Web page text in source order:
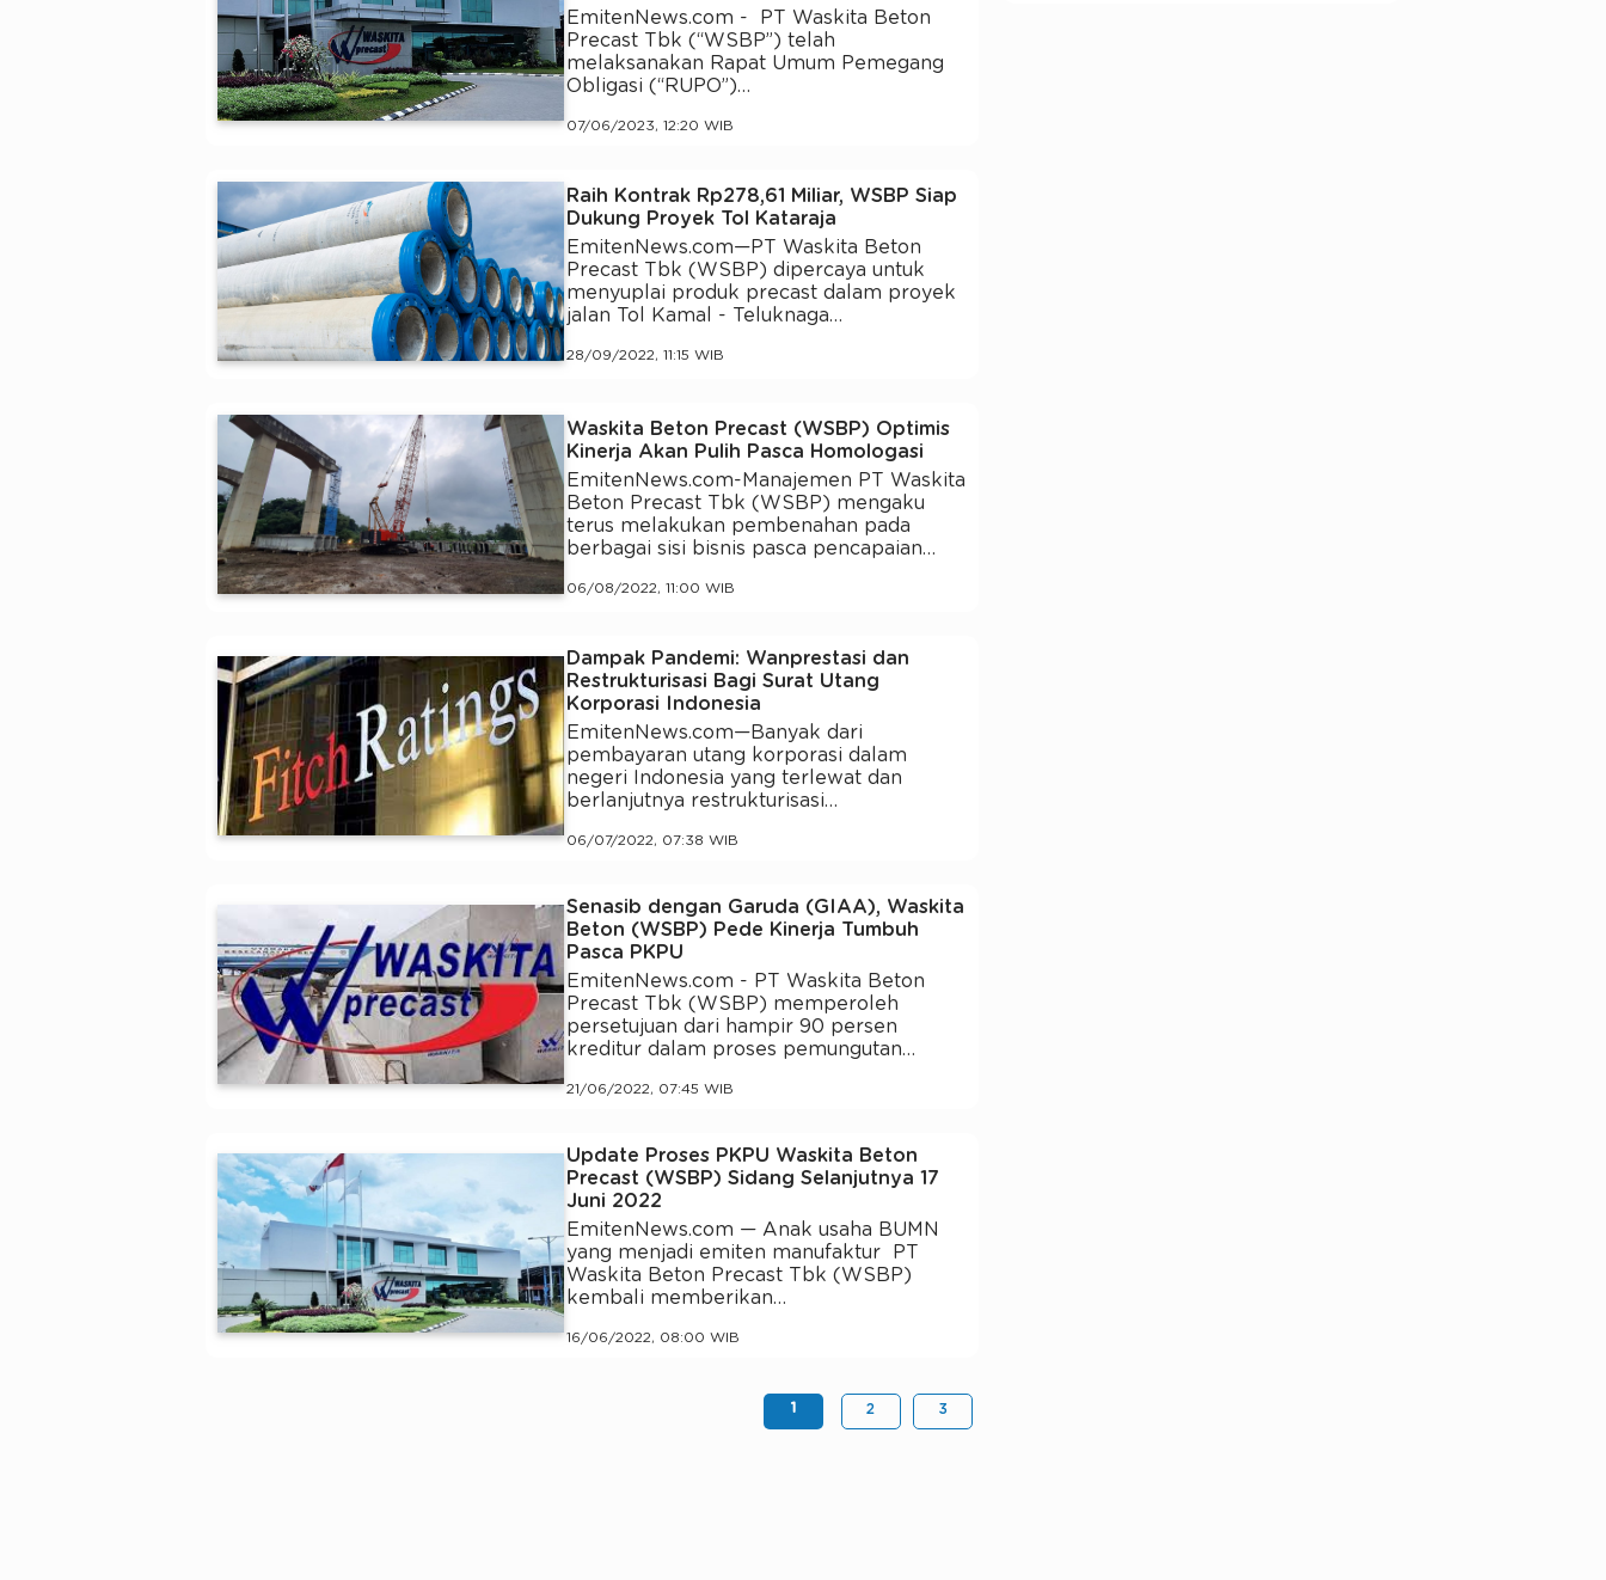
EmitenNews.com - PT Waskita Beton
Precast Tbk (“WSBP”) telah
melaksanakan Rapat Umum Pemegang
Obligasi (“RUPO”)…
07/06/2023, 12:20 WIB
Raih Kontrak Rp278,61 Miliar, WSBP Siap
Dukung Proyek Tol Kataraja
EmitenNews.com—PT Waskita Beton
Precast Tbk (WSBP) dipercaya untuk
menyuplai produk precast dalam proyek
jalan Tol Kamal - Teluknaga…
28/09/2022, 11:15 WIB
Waskita Beton Precast (WSBP) Optimis
Kinerja Akan Pulih Pasca Homologasi
EmitenNews.com-Manajemen PT Waskita
Beton Precast Tbk (WSBP) mengaku
terus melakukan pembenahan pada
berbagai sisi bisnis pasca pencapaian…
06/08/2022, 11:00 WIB
Dampak Pandemi: Wanprestasi dan
Restrukturisasi Bagi Surat Utang
Korporasi Indonesia
EmitenNews.com—Banyak dari
pembayaran utang korporasi dalam
negeri Indonesia yang terlewat dan
berlanjutnya restrukturisasi…
06/07/2022, 07:38 WIB
Senasib dengan Garuda (GIAA), Waskita
Beton (WSBP) Pede Kinerja Tumbuh
Pasca PKPU
EmitenNews.com - PT Waskita Beton
Precast Tbk (WSBP) memperoleh
persetujuan dari hampir 90 persen
kreditur dalam proses pemungutan…
21/06/2022, 07:45 WIB
Update Proses PKPU Waskita Beton
Precast (WSBP) Sidang Selanjutnya 17
Juni 2022
EmitenNews.com — Anak usaha BUMN
yang menjadi emiten manufaktur PT
Waskita Beton Precast Tbk (WSBP)
kembali memberikan…
16/06/2022, 08:00 WIB
1 2 3